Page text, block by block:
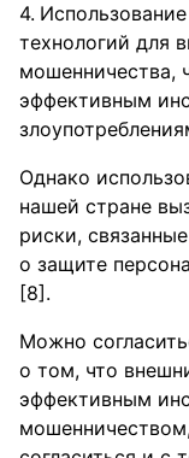
технологий для
мошенничества,
эффективным
Однако
нашей стране
риски,
о защите
[8].
Можно
о том, что
эффективным